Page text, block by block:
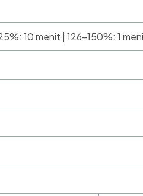
10 menit | 126-150%: 1